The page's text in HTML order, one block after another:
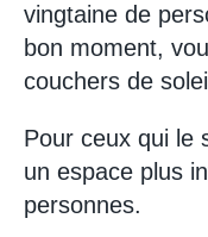
vingtaine de
bon moment,
couchers de
Pour ceux qui le
un espace plus
personnes.